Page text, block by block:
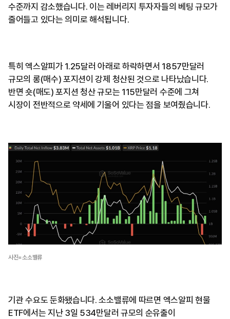
수준까지 감소했습니다. 이는 레버리지 투자자들의 베팅 규모가
줄어들고 있다는 의미로 해석됩니다.
특히 엑스알피가 1.25달러 아래로 하락하면서 1857만달러
규모의 롱(매수) 포지션이 강제 청산된 것으로 나타났습니다.
반면 숏(매도) 포지션 청산 규모는 115만달러 수준에 그쳐
시장이 전반적으로 약세에 기울어 있다는 점을 보여줬습니다.
사진=소소밸류
기관 수요도 둔화됐습니다. 소소밸류에 따르면 엑스알피 현물
ETF에서는 지난 3일 534만달러 규모의 순유출이